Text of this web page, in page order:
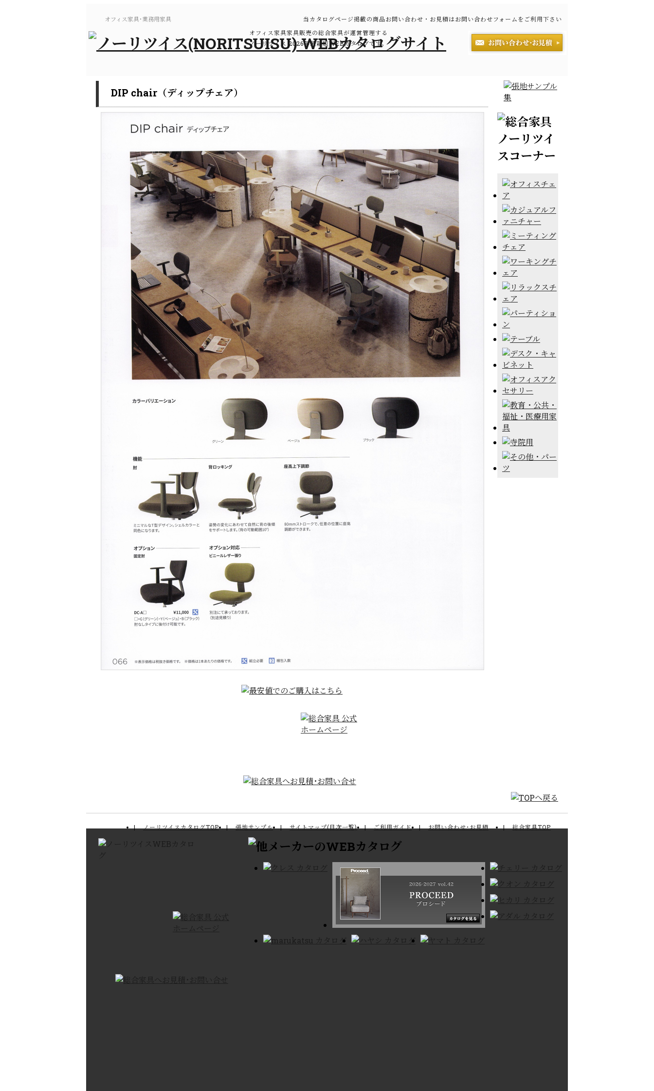
オフィス家具･業務用家具
オフィス家具家具販売の総合家具が運営管理する
ノーリツイス 2026年最新版WEBカタログです。
当カタログページ掲載の商品お問い合わせ・お見積はお問い合わせフォームをご利用下さい
DIP chair（ディップチェア）
ノーリツイスカタログTOP 張地サンプル サイトマップ(目次一覧) ご利用ガイド お問い合わせ･お見積 総合家具TOP